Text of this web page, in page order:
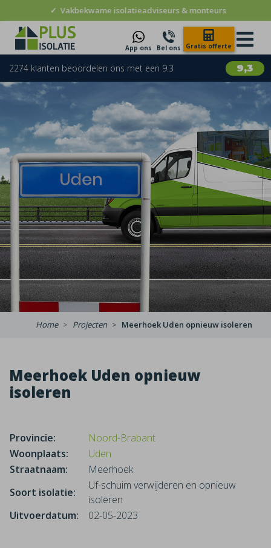
✓ Vakbekwame isolatieadviseurs & monteurs
App ons Bel ons Gratis offerte
9,3
2274 klanten beoordelen ons met een 9.3
Home Projecten Meerhoek Uden opnieuw isoleren
Meerhoek Uden opnieuw
isoleren
Provincie:
Noord-Brabant
Woonplaats:
Uden
Straatnaam:
Meerhoek
Soort isolatie:
Uf-schuim verwijderen en opnieuw
isoleren
Uitvoerdatum:
02-05-2023